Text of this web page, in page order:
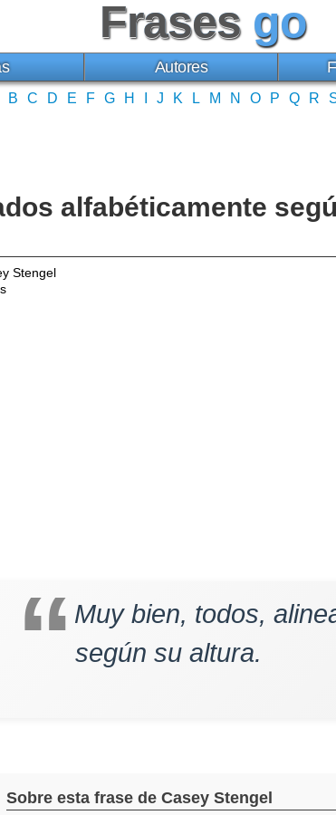
Frases go
Autores
B C D E F G H J K L M N O P Q R
alfabéticamente
Stengel
Muy bien, todos,
según su altura.
Sobre esta frase de Casey Stengel